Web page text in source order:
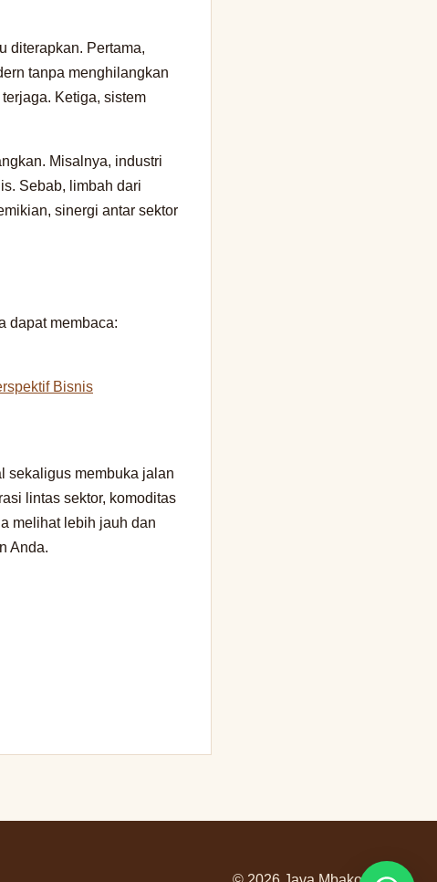
diterapkan. Pertama,
tanpa menghilangkan
Ketiga, sistem
Misalnya, industri
Sebab, limbah dari
sinergi antar sektor
dapat membaca:
Bisnis
sekaligus membuka jalan
lintas sektor, komoditas
melihat lebih jauh dan
Anda.